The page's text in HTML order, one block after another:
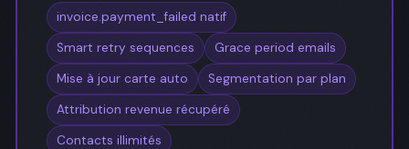
invoice.payment_failed natif
Smart retry sequences
Grace period emails
Mise à jour carte auto
Segmentation par plan
Attribution revenue récupéré
Contacts illimités